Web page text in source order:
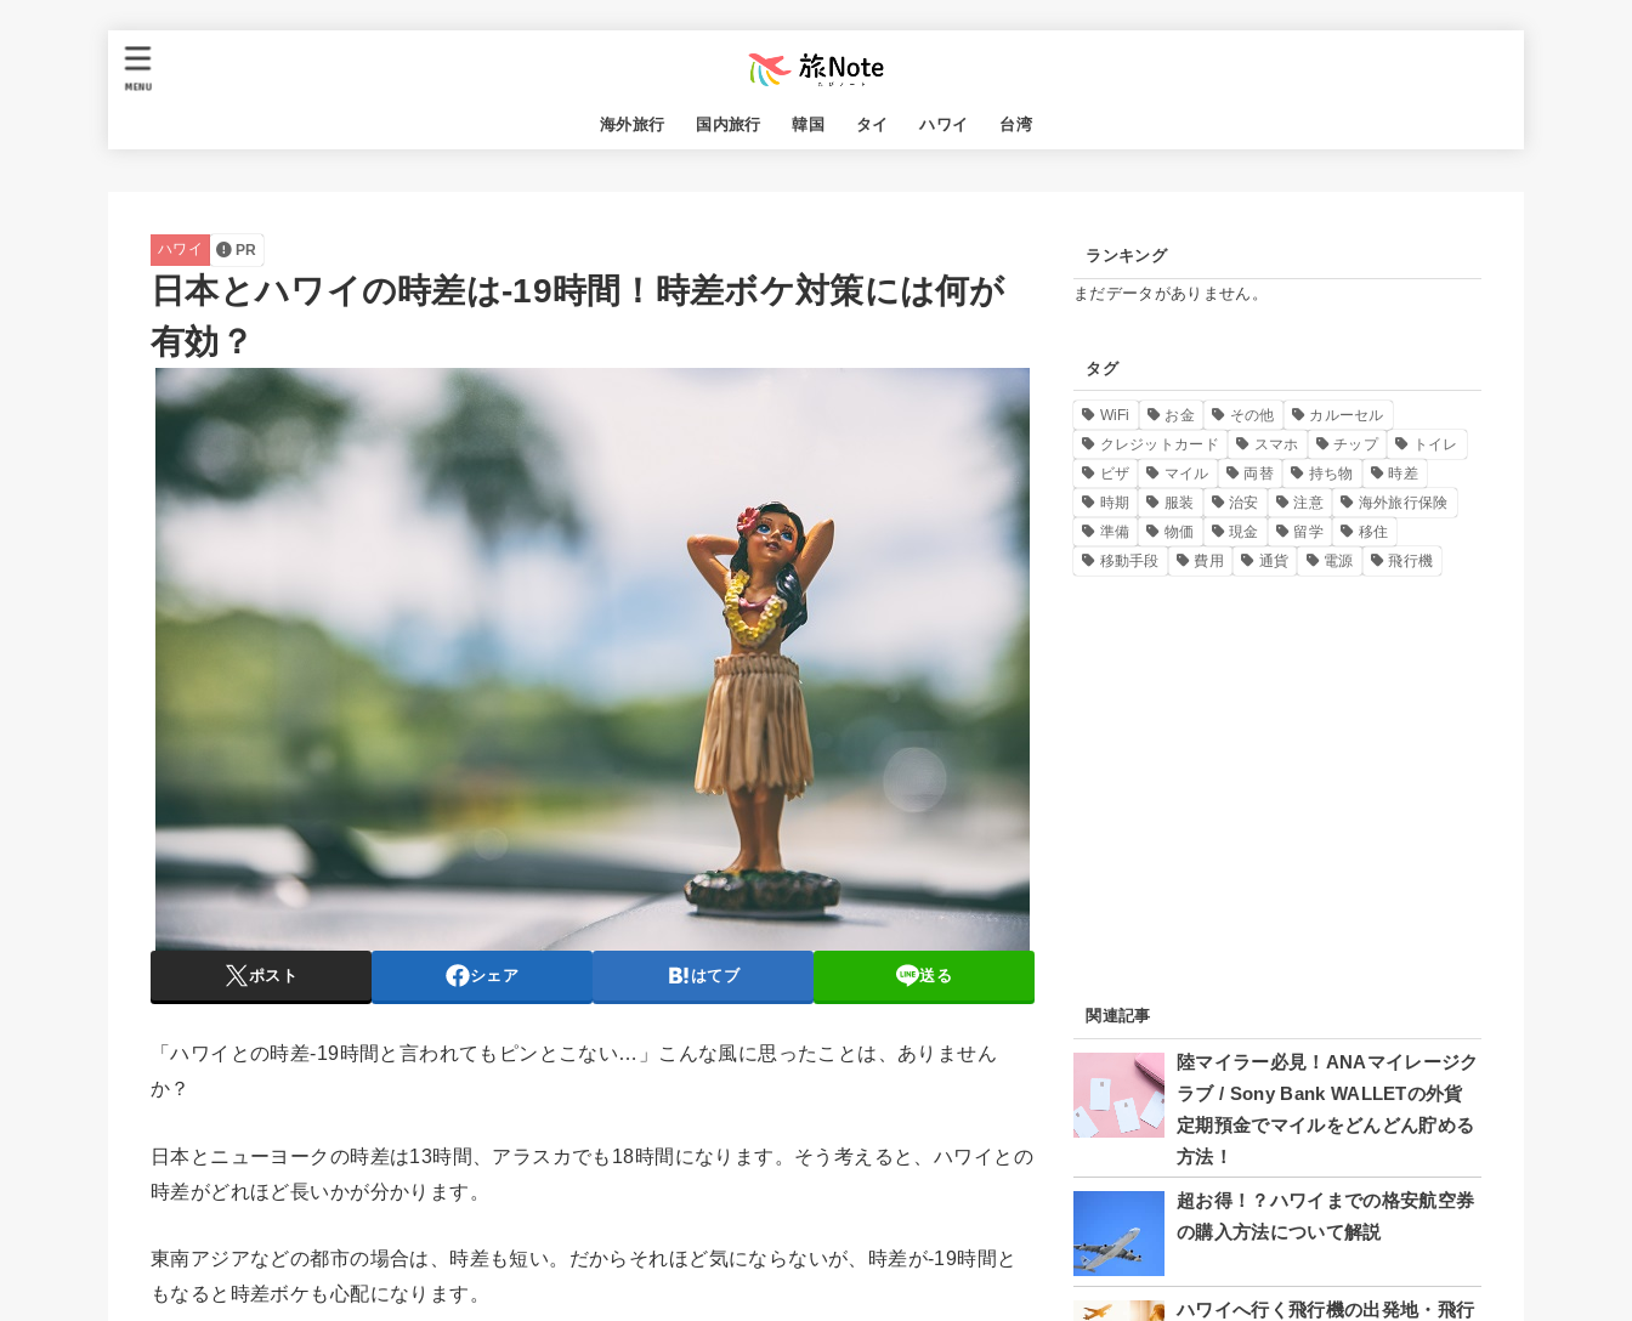
海外旅行 国内旅行 韓国 タイ ハワイ 台湾
MENU
ハワイ PR
日本とハワイの時差は-19時間！時差ボケ対策には何が
有効？
ポスト シェア はてブ 送る
「ハワイとの時差-19時間と言われてもピンとこない…」こんな風に思ったことは、ありません
か？
日本とニューヨークの時差は13時間、アラスカでも18時間になります。そう考えると、ハワイとの
時差がどれほど長いかが分かります。
東南アジアなどの都市の場合は、時差も短い。だからそれほど気にならないが、時差が-19時間と
もなると時差ボケも心配になります。
ランキング
まだデータがありません。
タグ
WiFi お金 その他
カルーセル
クレジットカード
スマホ チップ
トイレ
ビザ
マイル 両替 持ち物
時差
時期
服装 治安 注意
海外旅行保険
準備
物価 現金 留学
移住
移動手段
費用 通貨 電源 飛行機
関連記事
陸マイラー必見！ANAマイレージク
ラブ / Sony Bank WALLETの外貨
定期預金でマイルをどんどん貯める
方法！
超お得！？ハワイまでの格安航空券
の購入方法について解説
ハワイへ行く飛行機の出発地・飛行